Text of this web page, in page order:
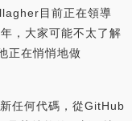
目前正在領導
，大家可能不太了解
正在悄悄地做
任何代碼，從GitHub